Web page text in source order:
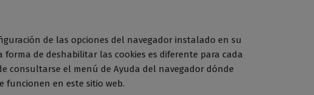
de las opciones del navegador instalado en su
de deshabilitar las cookies es diferente para cada
consultarse el menú de Ayuda del navegador dónde
funcionen en este sitio web.